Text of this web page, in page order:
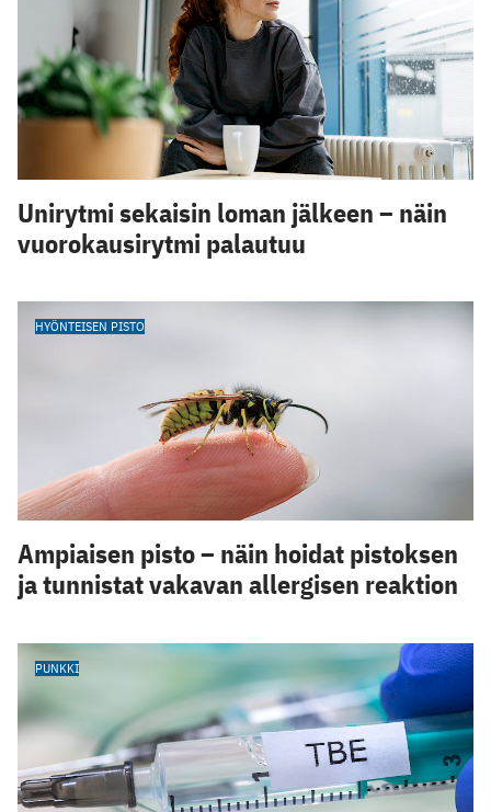
Unirytmi sekaisin loman jälkeen – näin
vuorokausirytmi palautuu
HYÖNTEISEN PISTO
Ampiaisen pisto – näin hoidat pistoksen
ja tunnistat vakavan allergisen reaktion
PUNKKI